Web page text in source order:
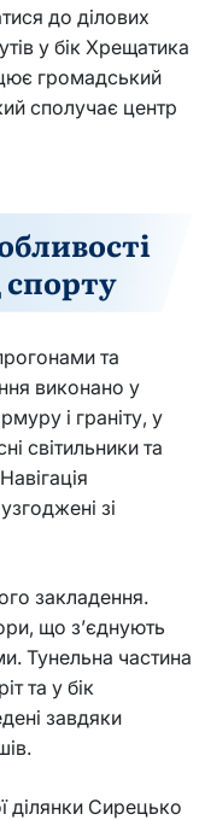
до ділових
у бік Хрещатика
громадський
сполучає центр
та
виконано у
і граніту, у
світильники та
зі
закладення.
що з’єднують
Тунельна частина
та у бік
завдяки
ділянки Сирецько